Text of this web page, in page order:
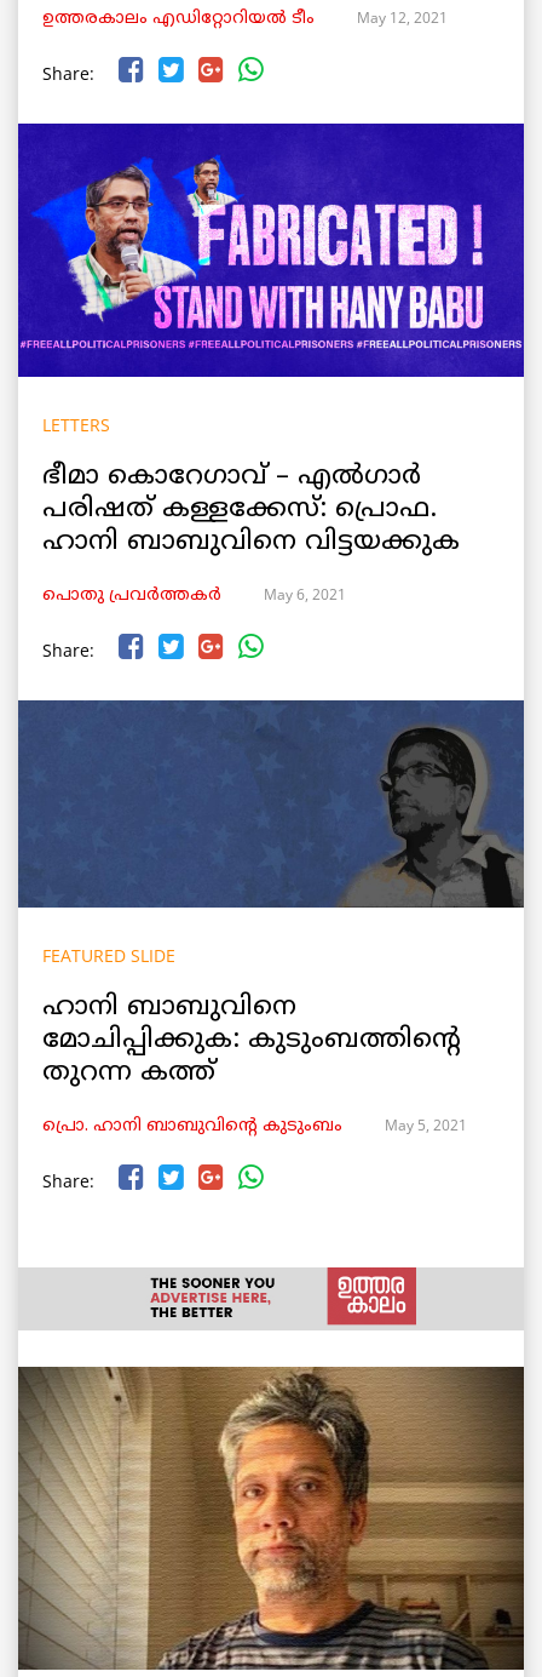
ഉത്തരകാലം എഡിറ്റോറിയല്‍ ടീം May 12, 2021
Share:
LETTERS
ഭീമാ കൊറേഗാവ് – എല്‍ഗാര്‍
പരിഷത് കള്ളക്കേസ്: പ്രൊഫ.
ഹാനി ബാബുവിനെ വിട്ടയക്കുക
പൊതു പ്രവർത്തകർ May 6, 2021
Share:
FEATURED SLIDE
ഹാനി ബാബുവിനെ
മോചിപ്പിക്കുക: കുടുംബത്തിന്റെ
തുറന്ന കത്ത്
പ്രൊ. ഹാനി ബാബുവിന്റെ കുടുംബം May 5, 2021
Share: